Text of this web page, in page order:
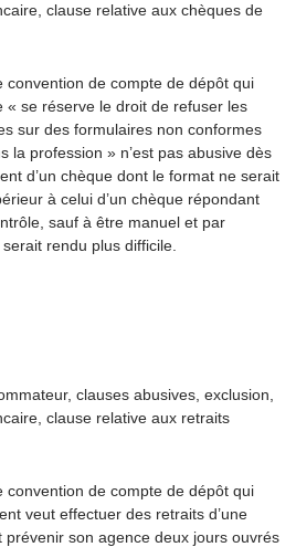
clause relative aux chèques de
convention de compte de dépôt qui
« se réserve le droit de refuser les
sur des formulaires non conformes
la profession » n’est pas abusive dès
d’un chèque dont le format ne serait
à celui d’un chèque répondant
sauf à être manuel et par
rendu plus difficile.
clauses abusives, exclusion,
clause relative aux retraits
convention de compte de dépôt qui
veut effectuer des retraits d’une
son agence deux jours ouvrés